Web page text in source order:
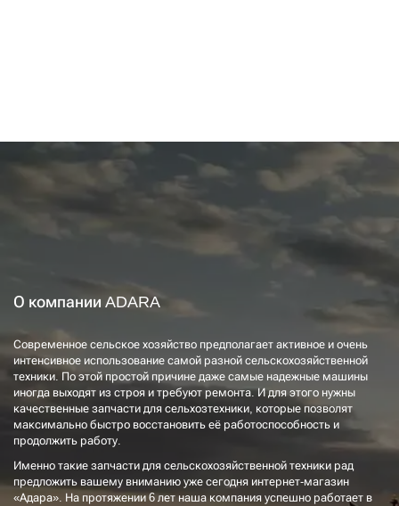
О компании ADARA
Современное сельское хозяйство предполагает активное и очень
интенсивное использование самой разной сельскохозяйственной
техники. По этой простой причине даже самые надежные машины
иногда выходят из строя и требуют ремонта. И для этого нужны
качественные запчасти для сельхозтехники, которые позволят
максимально быстро восстановить её работоспособность и
продолжить работу.
Именно такие запчасти для сельскохозяйственной техники рад
предложить вашему вниманию уже сегодня интернет-магазин
«Адара». На протяжении 6 лет наша компания успешно работает в